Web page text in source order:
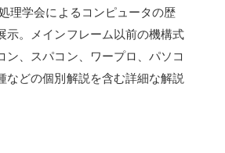
理学会によるコンピュータの歴
示。メインフレーム以前の機構式
ン、スパコン、ワープロ、パソコ
などの個別解説を含む詳細な解説